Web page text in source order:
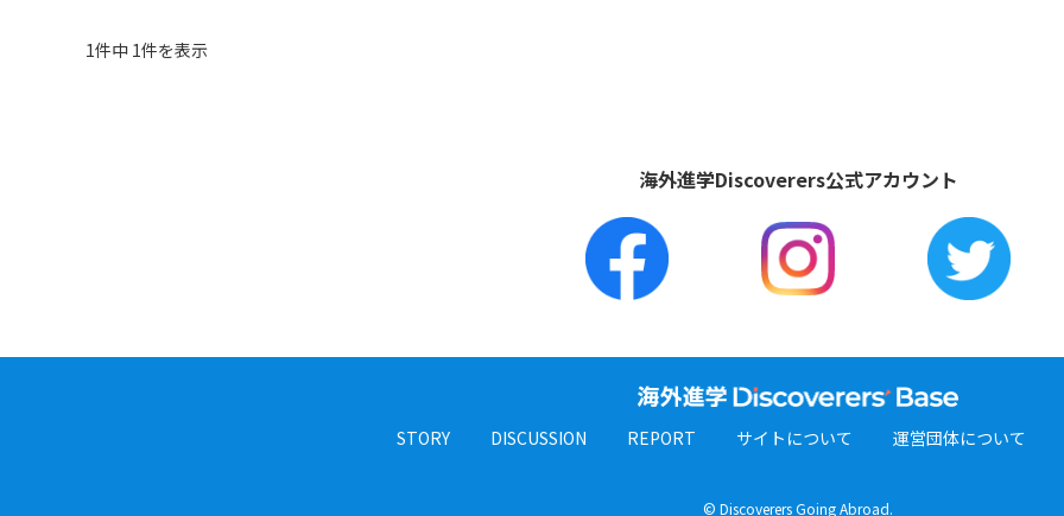
1件中 1件を表示
海外進学Discoverers公式アカウント
STORY DISCUSSION REPORT サイトについて 運営団体について
© Discoverers Going Abroad.